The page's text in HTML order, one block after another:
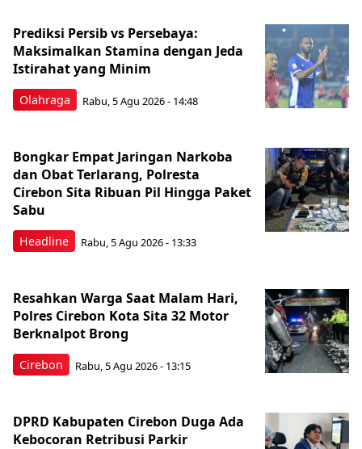
Olahraga
Prediksi Persib vs Persebaya:
Maksimalkan Stamina dengan Jeda
Istirahat yang Minim
Rabu, 5 Agu 2026 - 14:48
Headline
Bongkar Empat Jaringan Narkoba
dan Obat Terlarang, Polresta
Cirebon Sita Ribuan Pil Hingga Paket
Sabu
Rabu, 5 Agu 2026 - 13:33
Cirebon
Resahkan Warga Saat Malam Hari,
Polres Cirebon Kota Sita 32 Motor
Berknalpot Brong
Rabu, 5 Agu 2026 - 13:15
DPRD Kabupaten Cirebon Duga Ada
Kebocoran Retribusi Parkir